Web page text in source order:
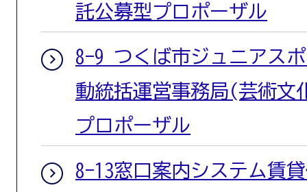
託公募型プロポーザル
8-9 つくば市ジュニアス
動統括運営事務局(芸術文
プロポーザル
8-13窓口案内システム賃